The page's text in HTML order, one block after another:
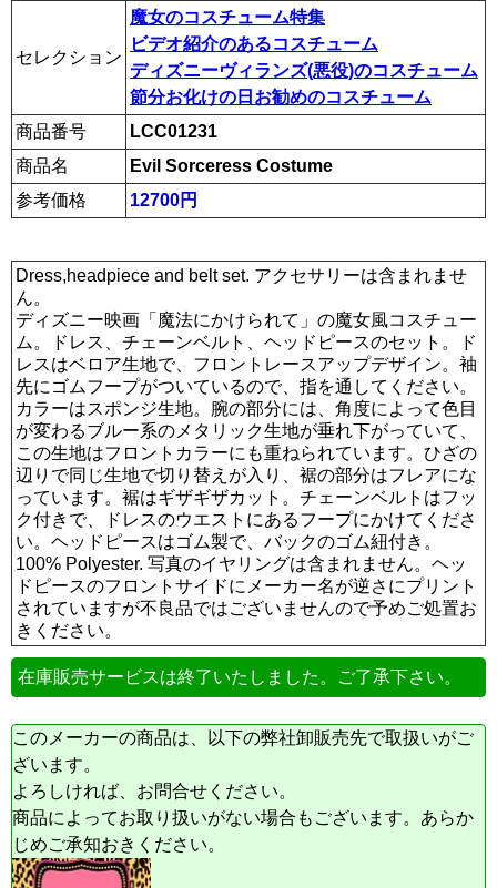
セレクション
魔女のコスチューム特集
ビデオ紹介のあるコスチューム
ディズニーヴィランズ(悪役)のコスチューム
節分お化けの日お勧めのコスチューム
商品番号
LCC01231
商品名
Evil Sorceress Costume
参考価格
12700円
Dress,headpiece and belt set. アクセサリーは含まれませ
ん。
ディズニー映画「魔法にかけられて」の魔女風コスチュー
ム。ドレス、チェーンベルト、ヘッドピースのセット。ド
レスはベロア生地で、フロントレースアップデザイン。袖
先にゴムフープがついているので、指を通してください。
カラーはスポンジ生地。腕の部分には、角度によって色目
が変わるブルー系のメタリック生地が垂れ下がっていて、
この生地はフロントカラーにも重ねられています。ひざの
辺りで同じ生地で切り替えが入り、裾の部分はフレアにな
っています。裾はギザギザカット。チェーンベルトはフッ
ク付きで、ドレスのウエストにあるフープにかけてくださ
い。ヘッドピースはゴム製で、バックのゴム紐付き。
100% Polyester. 写真のイヤリングは含まれません。ヘッ
ドピースのフロントサイドにメーカー名が逆さにプリント
されていますが不良品ではございませんので予めご処置お
きください。
在庫販売サービスは終了いたしました。ご了承下さい。
このメーカーの商品は、以下の弊社卸販売先で取扱いがご
ざいます。
よろしければ、お問合せください。
商品によってお取り扱いがない場合もございます。あらか
じめご承知おきください。